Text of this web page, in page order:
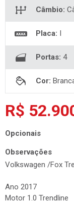
Câmbio:
Placa:
Portas: 4
Cor:
R$
Opcionais
Observações
Volkswagen /Fox
Ano 2017
Motor 1.0 Trendline